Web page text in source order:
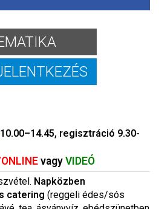
10.00–14.45, regisztráció 9.30-
vagy VIDEÓ
Napközben
catering (reggeli édes/sós